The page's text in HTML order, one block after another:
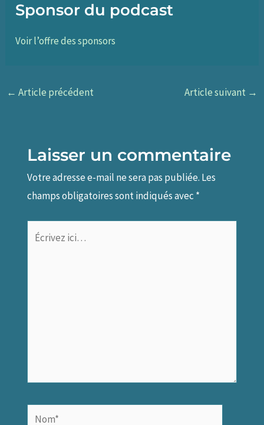
Sponsor du podcast
Voir l’offre des sponsors
← Article précédent Article suivant →
Laisser un commentaire
Votre adresse e-mail ne sera pas publiée. Les
champs obligatoires sont indiqués avec *
Écrivez
Nom*